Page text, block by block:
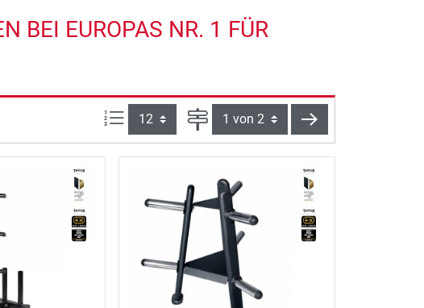
BEI EUROPAS NR. 1 FÜR
Artikel pro Seite: Seite weiter